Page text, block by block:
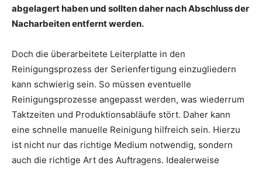
abgelagert haben und sollten daher nach Abschluss der
Nacharbeiten entfernt werden.
Doch die überarbeitete Leiterplatte in den
Reinigungsprozess der Serienfertigung einzugliedern
kann schwierig sein. So müssen eventuelle
Reinigungsprozesse angepasst werden, was wiederrum
Taktzeiten und Produktionsabläufe stört. Daher kann
eine schnelle manuelle Reinigung hilfreich sein. Hierzu
ist nicht nur das richtige Medium notwendig, sondern
auch die richtige Art des Auftragens. Idealerweise